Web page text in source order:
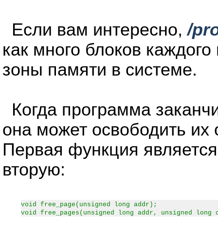
Если вам интересно,/
как много блоков
зоны памяти в системе.
Когда программа
она может освободить
Первая функция
вторую:
void free_page(unsigned long addr);
void free_pages(unsigned long addr, unsigned long